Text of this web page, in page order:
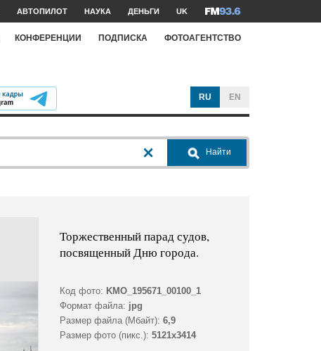
АВТОПИЛОТ НАУКА ДЕНЬГИ UK
КОНФЕРЕНЦИИ ПОДПИСКА ФОТОАГЕНТСТВО
RU EN
Найти
Торжественный парад судов,
посвященный Дню города.
Код фото: KMO_195671_00100_1
Формат файла: jpg
Размер файла (Мбайт): 6,9
Размер фото (пикс.): 5121x3414